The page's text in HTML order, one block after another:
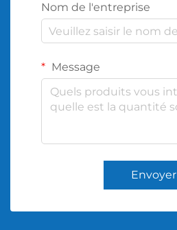
Nom de l'entreprise
Message
Envoyer